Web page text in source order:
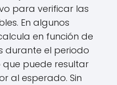
para verificar las
En algunos
en función de
durante el periodo
puede resultar
al esperado. Sin